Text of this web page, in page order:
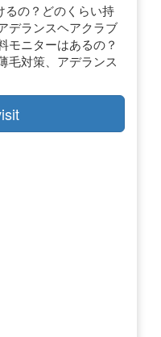
るの？どのくらい持
デランスヘアクラブ
モニターはあるの？
毛対策、アデランス